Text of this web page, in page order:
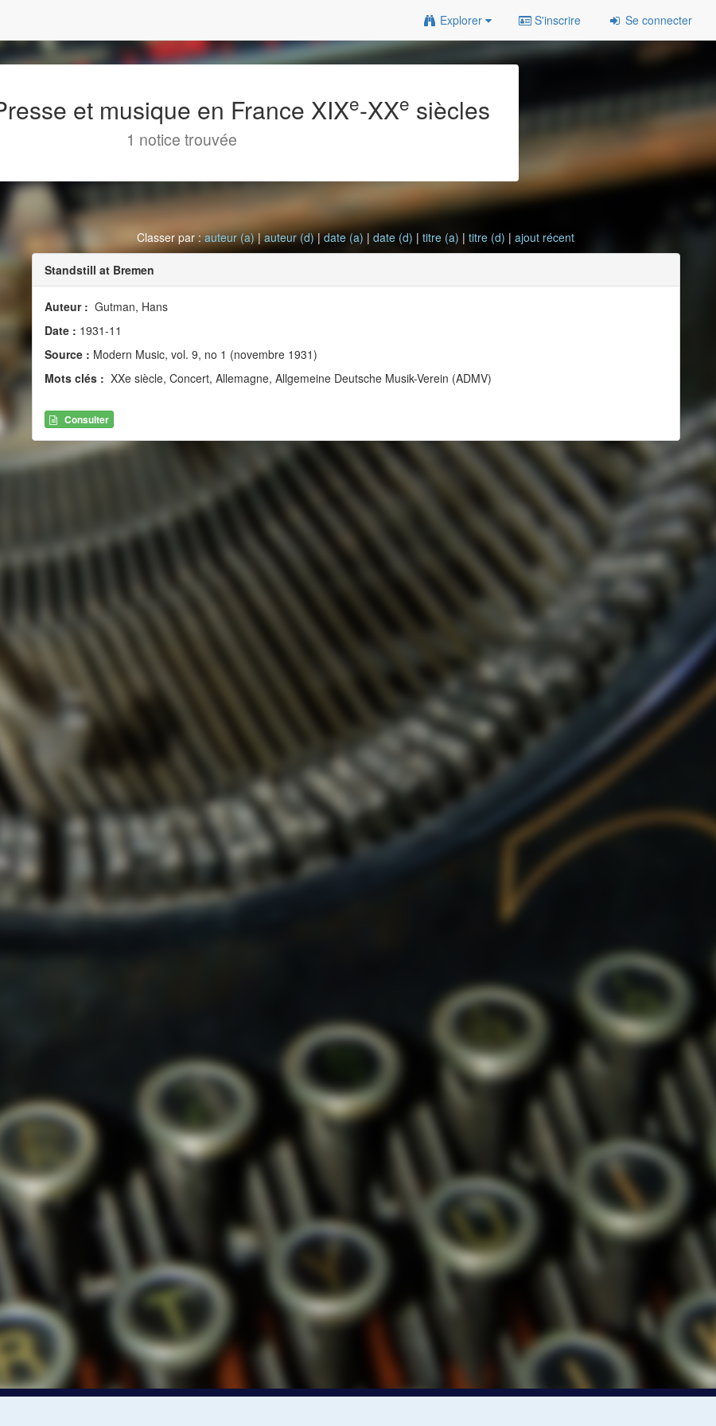
Explorer S'inscrire Se connecter
et musique en France XIXe-XXe siècles
1 notice trouvée
Classer par :auteur (a)|auteur (d)|date (a) |date (d) |titre (a) |titre (d) |ajout récent
Standstill at Bremen
Auteur : Gutman, Hans
Date : 1931-11
Source : Modern Music, vol. 9, no 1 (novembre 1931)
Mots clés : XXe siècle, Concert, Allemagne, Allgemeine Deutsche Musik-Verein (ADMV)
Consulter